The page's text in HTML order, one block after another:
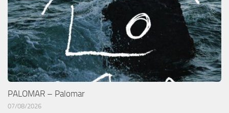
PALOMAR – Palomar
07/08/2026